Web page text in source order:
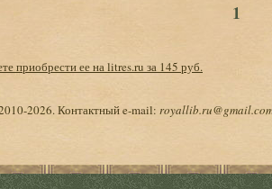
1
приобрести ее на litres.ru за 145 руб.
2026. Контактный e-mail: